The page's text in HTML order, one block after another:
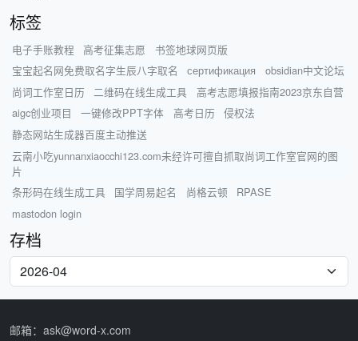
标签
电子手账教程 高考征集志愿
书签地球网页版
宝宝起名网免费取名字生辰八字取名
сертификация
obsidian中文论坛
尚词工作室日历
二维码在线生成工具
高考志愿填报指南2023京东自营
aigc创业项目
一键修改PPT字体 高考日历
侵权法
静态网站生成器百度主动推送
云南小吃yunnanxiaocchi123.com未经许可擅自抓取尚词工作室官网的图
片
条形码在线生成工具
国学周易起名 尚格云顿
RPASE
mastodon login
存档
邮箱：ask@word-x.com